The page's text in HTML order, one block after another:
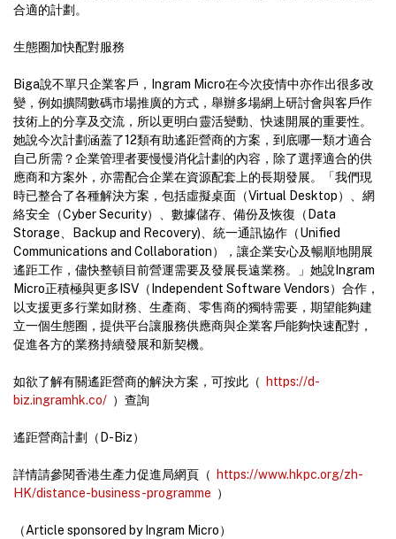
合適的計劃。
生態圈加快配對服務
Biga說不單只企業客戶，Ingram Micro在今次疫情中亦作出很多改
變，例如擴闊數碼市場推廣的方式，舉辦多場網上研討會與客戶作
技術上的分享及交流，所以更明白靈活變動、快速開展的重要性。
她說今次計劃涵蓋了12類有助遙距營商的方案，到底哪一類才適合
自己所需？企業管理者要慢慢消化計劃的內容，除了選擇適合的供
應商和方案外，亦需配合企業在資源配套上的長期發展。「我們現
時已整合了各種解決方案，包括虛擬桌面（Virtual Desktop）、網
絡安全（Cyber Security）、數據儲存、備份及恢復（Data
Storage、Backup and Recovery)、統一通訊協作（Unified
Communications and Collaboration），讓企業安心及暢順地開展
遙距工作，儘快整頓目前營運需要及發展長遠業務。」她說Ingram
Micro正積極與更多ISV（Independent Software Vendors）合作，
以支援更多行業如財務、生產商、零售商的獨特需要，期望能夠建
立一個生態圈，提供平台讓服務供應商與企業客戶能夠快速配對，
促進各方的業務持續發展和新契機。
如欲了解有關遙距營商的解決方案，可按此（
https://d-
biz.ingramhk.co/ ）查詢
遙距營商計劃（D-Biz）
詳情請參閱香港生產力促進局網頁（
https://www.hkpc.org/zh-
HK/distance-business-programme ）
（Article sponsored by Ingram Micro）